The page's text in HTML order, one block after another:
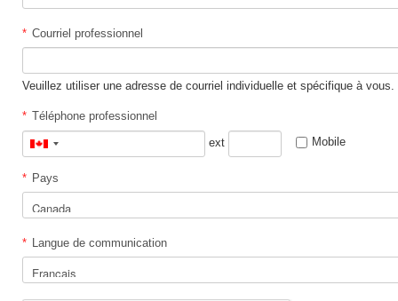
* Courriel professionnel
Veuillez utiliser une adresse de courriel individuelle et spécifique à vous.
* Téléphone professionnel
Canada
ext Mobile
* Pays
* Langue de communication